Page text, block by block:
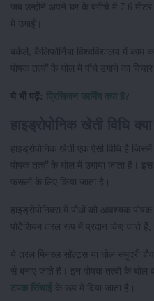
जब उन्होंने अपने घर के बगीचे में 7.6
में उगाईं।
बर्कले, कैलिफोर्निया विश्वविद्यालय में
पोषक तत्वों के घोल में पौधे उगाने का विचार
ये भी पढ़ें: प्रिसिजन फार्मिंग क्या है?
हाइड्रोपोनिक खेती एक ऐसी विधि है
पोषक तत्वों के घोल में उगाया जाता है।
फसलों के लिए किया जाता है।
हाइड्रोपोनिक्स में पौधों को आवश्यक
पोटैशियम तरल रूप में प्रदान किए जाते हैं,
ये तरल मिनरल सॉल्ट्स या घोल समुद्री
से बनाए जाते हैं। इन पोषक तत्वों के घोल
टपक सिंचाई के रूप में दिया जाता है।